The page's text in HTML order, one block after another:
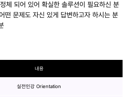
체 되어 있어 확실한 솔루션이 필요하신 분
떤 문제도 자신 있게 답변하고자 하시는 분
내용
실전인강 Orientation